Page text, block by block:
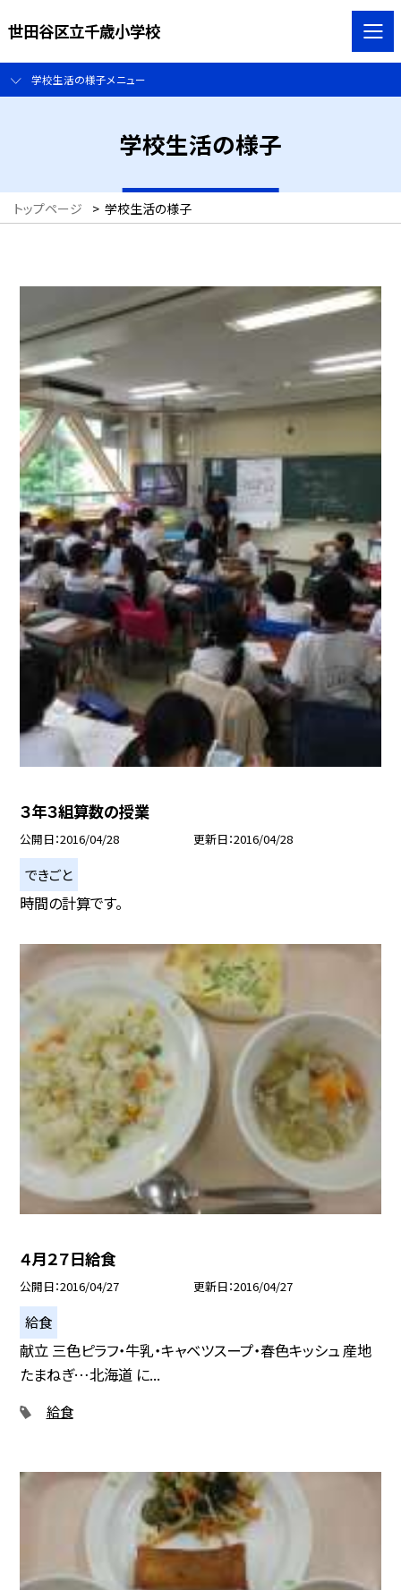
世田谷区立千歳小学校
学校生活の様子メニュー
学校生活の様子
トップページ > 学校生活の様子
３年３組算数の授業
公開日 2016/04/28 更新日 2016/04/28
できごと
時間の計算です。
４月２７日給食
公開日 2016/04/27 更新日 2016/04/27
給食
献立 三色ピラフ・牛乳・キャベツスープ・春色キッシュ 産地
たまねぎ…北海道 に...
給食